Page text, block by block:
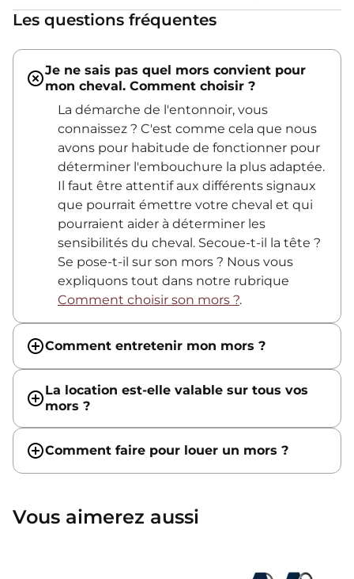
Les questions fréquentes
Je ne sais pas quel mors convient pour
mon cheval. Comment choisir ?
La démarche de l'entonnoir, vous
connaissez ? C'est comme cela que nous
avons pour habitude de fonctionner pour
déterminer l'embouchure la plus adaptée.
Il faut être attentif aux différents signaux
que pourrait émettre votre cheval et qui
pourraient aider à déterminer les
sensibilités du cheval. Secoue-t-il la tête ?
Se pose-t-il sur son mors ? Nous vous
expliquons tout dans notre rubrique
Comment choisir son mors ?.
Comment entretenir mon mors ?
La location est-elle valable sur tous vos
mors ?
Comment faire pour louer un mors ?
Vous aimerez aussi